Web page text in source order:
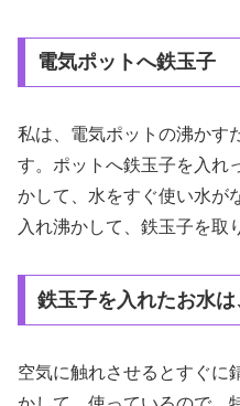
電気ポットへ鉄玉子
私は、電気ポットの沸かす
す。ポットへ鉄玉子を入れ
かして、水をすぐ使い水が
入れ沸かして、鉄玉子を取
鉄玉子を入れたお水
空気に触れさせるとすぐに